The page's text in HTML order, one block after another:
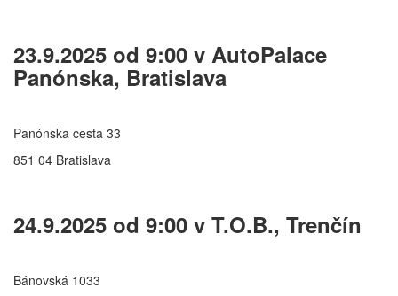
23.9.2025 od 9:00 v AutoPalace
Panónska, Bratislava
Panónska cesta 33
851 04 Bratislava
24.9.2025 od 9:00 v T.O.B., Trenčín
Bánovská 1033